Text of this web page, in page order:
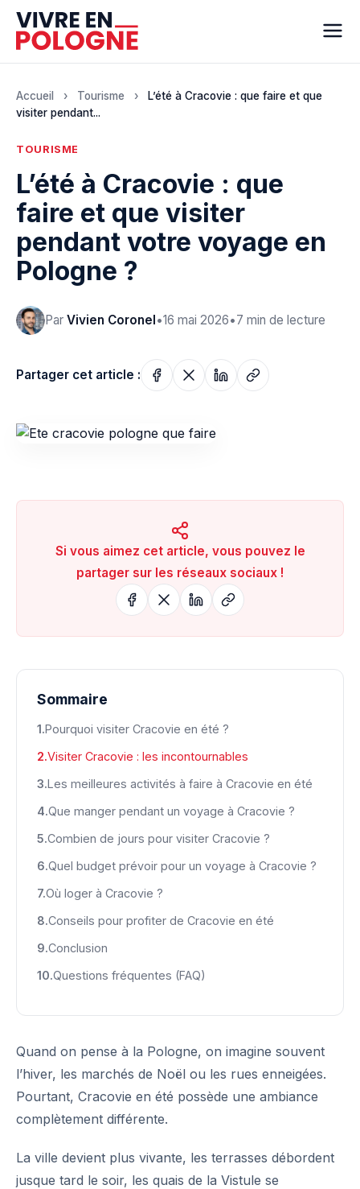
Accueil › Tourisme ›
L’été à Cracovie : que faire et que
visiter pendant...
TOURISME
L’été à Cracovie : que
faire et que visiter
pendant votre voyage en
Pologne ?
Par Vivien Coronel•16 mai 2026•7 min de lecture
Partager cet article :
Si vous aimez cet article, vous pouvez le
partager sur les réseaux sociaux !
Sommaire
Pourquoi visiter Cracovie en été ?
Visiter Cracovie : les incontournables
Les meilleures activités à faire à Cracovie en été
Que manger pendant un voyage à Cracovie ?
Combien de jours pour visiter Cracovie ?
Quel budget prévoir pour un voyage à Cracovie ?
Où loger à Cracovie ?
Conseils pour profiter de Cracovie en été
Conclusion
Questions fréquentes (FAQ)
Quand on pense à la Pologne, on imagine souvent
l’hiver, les marchés de Noël ou les rues enneigées.
Pourtant, Cracovie en été possède une ambiance
complètement différente.
La ville devient plus vivante, les terrasses débordent
jusque tard le soir, les quais de la Vistule se